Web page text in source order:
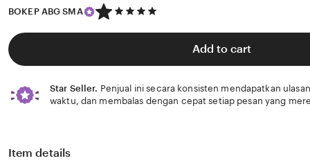
BOKEP ABG SMA
5
out
of
Add to cart
Star Seller. Penjual ini secara konsisten mendapatkan
waktu, dan membalas dengan cepat setiap pesan yang
Item details